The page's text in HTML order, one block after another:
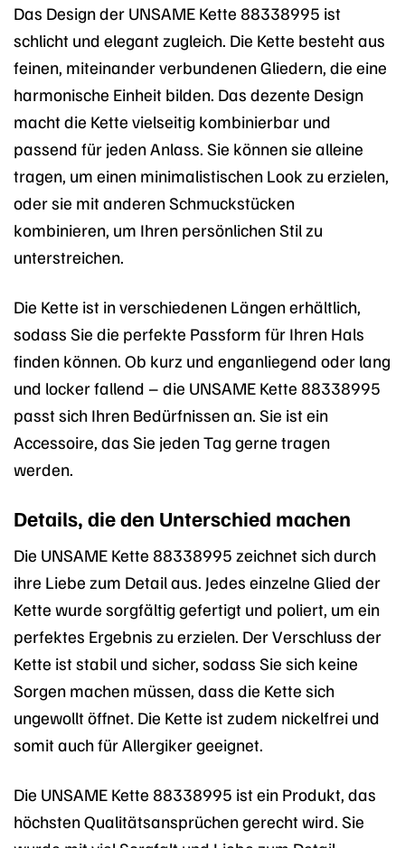
Das Design der UNSAME Kette 88338995 ist
schlicht und elegant zugleich. Die Kette besteht aus
feinen, miteinander verbundenen Gliedern, die eine
harmonische Einheit bilden. Das dezente Design
macht die Kette vielseitig kombinierbar und
passend für jeden Anlass. Sie können sie alleine
tragen, um einen minimalistischen Look zu erzielen,
oder sie mit anderen Schmuckstücken
kombinieren, um Ihren persönlichen Stil zu
unterstreichen.
Die Kette ist in verschiedenen Längen erhältlich,
sodass Sie die perfekte Passform für Ihren Hals
finden können. Ob kurz und enganliegend oder lang
und locker fallend – die UNSAME Kette 88338995
passt sich Ihren Bedürfnissen an. Sie ist ein
Accessoire, das Sie jeden Tag gerne tragen
werden.
Details, die den Unterschied machen
Die UNSAME Kette 88338995 zeichnet sich durch
ihre Liebe zum Detail aus. Jedes einzelne Glied der
Kette wurde sorgfältig gefertigt und poliert, um ein
perfektes Ergebnis zu erzielen. Der Verschluss der
Kette ist stabil und sicher, sodass Sie sich keine
Sorgen machen müssen, dass die Kette sich
ungewollt öffnet. Die Kette ist zudem nickelfrei und
somit auch für Allergiker geeignet.
Die UNSAME Kette 88338995 ist ein Produkt, das
höchsten Qualitätsansprüchen gerecht wird. Sie